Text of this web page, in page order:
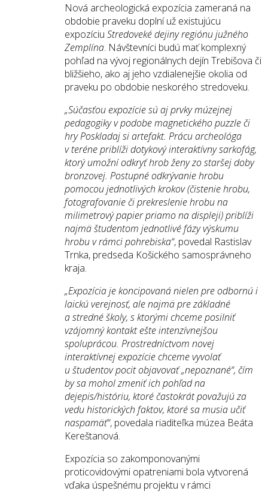
Nová archeologická expozícia zameraná na
obdobie praveku doplní už existujúcu
expozíciu Stredoveké dejiny regiónu južného
Zemplína. Návštevníci budú mať komplexný
pohľad na vývoj regionálnych dejín Trebišova či
bližšieho, ako aj jeho vzdialenejšie okolia od
praveku po obdobie neskorého stredoveku.
„Súčasťou expozície sú aj prvky múzejnej
pedagogiky v podobe magnetického puzzle či
hry Poskladaj si artefakt. Prácu archeológa
v teréne priblíži dotykový interaktívny sarkofág,
ktorý umožní odkryť hrob ženy zo staršej doby
bronzovej. Postupné odkrývanie hrobu
pomocou jednotlivých krokov (čistenie hrobu,
fotografovanie či prekreslenie hrobu na
milimetrový papier priamo na displeji) priblíži
najmä študentom jednotlivé fázy výskumu
hrobu v rámci pohrebiska“, povedal Rastislav
Trnka, predseda Košického samosprávneho
kraja.
„Expozícia je koncipovaná nielen pre odbornú i
laickú verejnosť, ale najmä pre základné
a stredné školy, s ktorými chcemeposilniť
vzájomný kontakt ešte intenzívnejšou
spoluprácou. Prostredníctvom novej
interaktívnej expozície chceme vyvolať
u študentov pocit objavovať „nepoznané“, čím
by sa mohol zmeniť ich pohľad na
dejepis/históriu, ktoré častokrát považujú za
vedu historických faktov, ktoré sa musia učiť
naspamäť“, povedala riaditeľka múzea Beáta
Kereštanová.
Expozícia so zakomponovanými
proticovidovými opatreniami bola vytvorená
vďaka úspešnému projektu v rámci